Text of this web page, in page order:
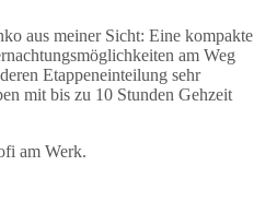
aus meiner Sicht: Eine kompakte
am Weg
Etappeneinteilung sehr
mit bis zu 10 Stunden Gehzeit
am Werk.